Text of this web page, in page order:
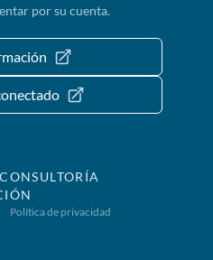
por su cuenta.
Política de privacidad